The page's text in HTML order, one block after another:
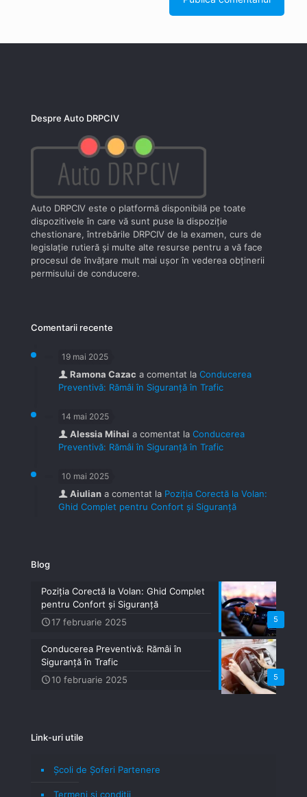
Despre Auto DRPCIV
Auto DRPCIV este o platformă disponibilă pe toate
dispozitivele în care vă sunt puse la dispoziţie
chestionare, întrebările DRPCIV de la examen, curs de
legislaţie rutieră şi multe alte resurse pentru a vă face
procesul de învăţare mult mai uşor în vederea obţinerii
permisului de conducere.
Comentarii recente
19 mai 2025
Ramona Cazac a comentat la Conducerea
Preventivă: Rămâi în Siguranță în Trafic
14 mai 2025
Alessia Mihai a comentat la Conducerea
Preventivă: Rămâi în Siguranță în Trafic
10 mai 2025
Aiulian a comentat la Poziția Corectă la Volan:
Ghid Complet pentru Confort și Siguranță
Blog
5
Poziția Corectă la Volan: Ghid Complet
pentru Confort și Siguranță
17 februarie 2025
5
Conducerea Preventivă: Rămâi în
Siguranță în Trafic
10 februarie 2025
Link-uri utile
Școli de Șoferi Partenere
Termeni şi condiţii